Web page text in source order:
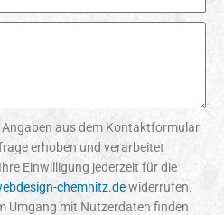
aus dem Kontaktformular
erhoben und verarbeitet
Einwilligung jederzeit für die
chemnitz.dewiderrufen.
Umgang mit Nutzerdaten finden